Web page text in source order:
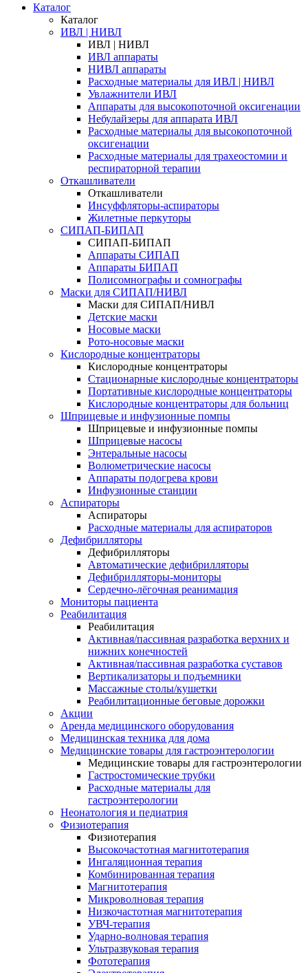
Каталог
Каталог
ИВЛ | НИВЛ
ИВЛ | НИВЛ
ИВЛ аппараты
НИВЛ аппараты
Расходные материалы для ИВЛ | НИВЛ
Увлажнители ИВЛ
Аппараты для высокопоточной оксигенации
Небулайзеры для аппарата ИВЛ
Расходные материалы для высокопоточной
оксигенации
Расходные материалы для трахеостомии и
респираторной терапии
Откашливатели
Откашливатели
Инсуффляторы-аспираторы
Жилетные перкуторы
CИПАП-БИПАП
CИПАП-БИПАП
Аппараты СИПАП
Аппараты БИПАП
Полисомнографы и сомнографы
Маски для СИПАП/НИВЛ
Маски для СИПАП/НИВЛ
Детские маски
Носовые маски
Рото-носовые маски
Кислородные концентраторы
Кислородные концентраторы
Стационарные кислородные концентраторы
Портативные кислородные концентраторы
Кислородные концентраторы для больниц
Шприцевые и инфузионные помпы
Шприцевые и инфузионные помпы
Шприцевые насосы
Энтеральные насосы
Волюметрические насосы
Аппараты подогрева крови
Инфузионные станции
Аспираторы
Аспираторы
Расходные материалы для аспираторов
Дефибрилляторы
Дефибрилляторы
Автоматические дефибрилляторы
Дефибрилляторы-мониторы
Сердечно-лёгочная реанимация
Мониторы пациента
Реабилитация
Реабилитация
Активная/пассивная разработка верхних и
нижних конечностей
Активная/пассивная разработка суставов
Вертикализаторы и подъемники
Массажные столы/кушетки
Реабилитационные беговые дорожки
Акции
Аренда медицинского оборудования
Медицинская техника для дома
Медицинские товары для гастроэнтерологии
Медицинские товары для гастроэнтерологии
Гастростомические трубки
Расходные материалы для
гастроэнтерологии
Неонатология и педиатрия
Физиотерапия
Физиотерапия
Высокочастотная магнитотерапия
Ингаляционная терапия
Комбинированная терапия
Магнитотерапия
Микроволновая терапия
Низкочастотная магнитотерапия
УВЧ-терапия
Ударно-волновая терапия
Ультразвуковая терапия
Фототерапия